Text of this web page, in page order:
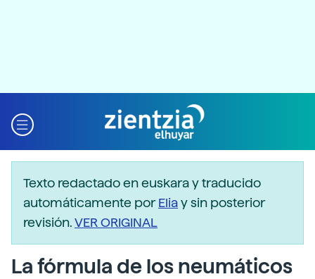
Texto redactado en euskara y traducido
automáticamente porEliay sin posterior
revisión.VER ORIGINAL
La fórmula de los neumáticos